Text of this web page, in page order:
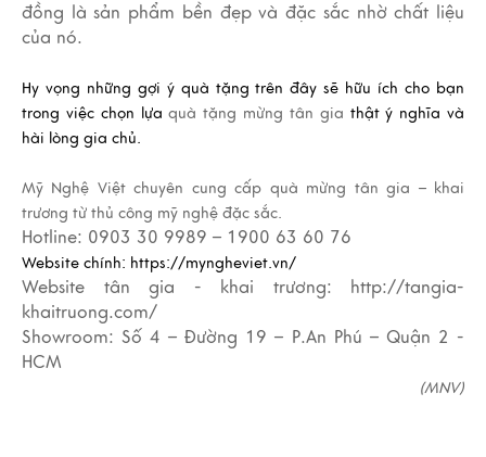
đồng là sản phẩm bền đẹp và đặc sắc nhờ chất liệu
của nó.
Hy vọng những gợi ý quà tặng trên đây sẽ hữu ích cho bạn
trong việc chọn lựaquà tặng mừng tân gia thật ý nghĩa và
hài lòng gia chủ.
Mỹ Nghệ Việt chuyên cung cấp quà mừng tân gia – khai
trương từ thủ công mỹ nghệ đặc sắc.
Hotline: 0903 30 9989 – 1900 63 60 76
Website chính: https://myngheviet.vn/
Website tân gia - khai trương: http://tangia-
khaitruong.com/
Showroom: Số 4 – Đường 19 – P.An Phú – Quận 2 -
HCM
(MNV)